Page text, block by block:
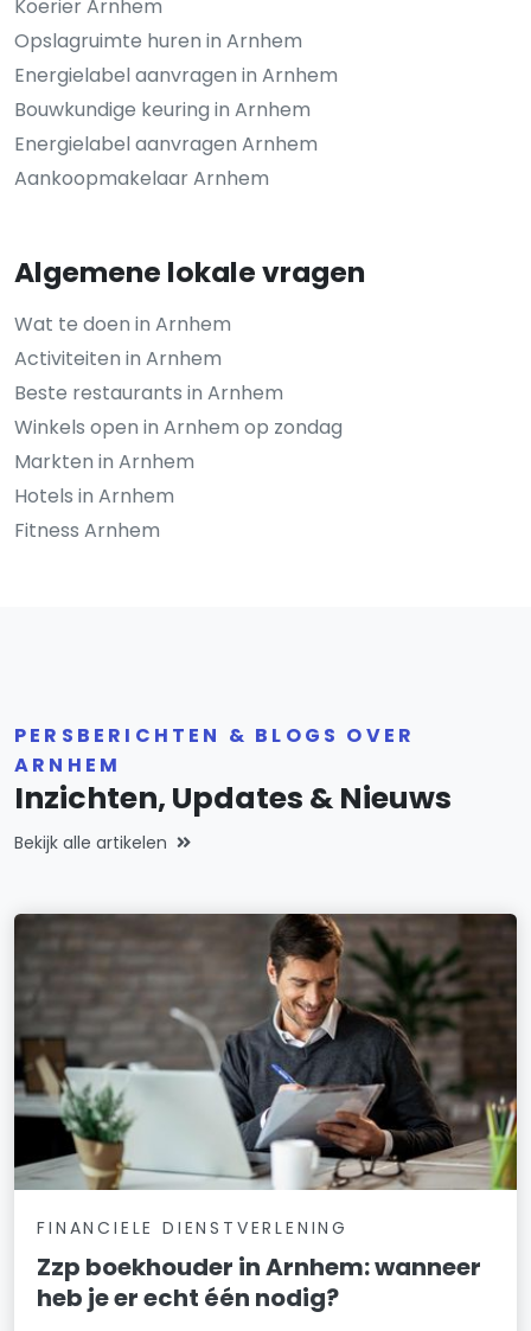
Koerier Arnhem
Opslagruimte huren in Arnhem
Energielabel aanvragen in Arnhem
Bouwkundige keuring in Arnhem
Energielabel aanvragen Arnhem
Aankoopmakelaar Arnhem
Algemene lokale vragen
Wat te doen in Arnhem
Activiteiten in Arnhem
Beste restaurants in Arnhem
Winkels open in Arnhem op zondag
Markten in Arnhem
Hotels in Arnhem
Fitness Arnhem
PERSBERICHTEN & BLOGS OVER
ARNHEM
Inzichten, Updates & Nieuws
Bekijk alle artikelen
FINANCIELE DIENSTVERLENING
Zzp boekhouder in Arnhem: wanneer
heb je er echt één nodig?